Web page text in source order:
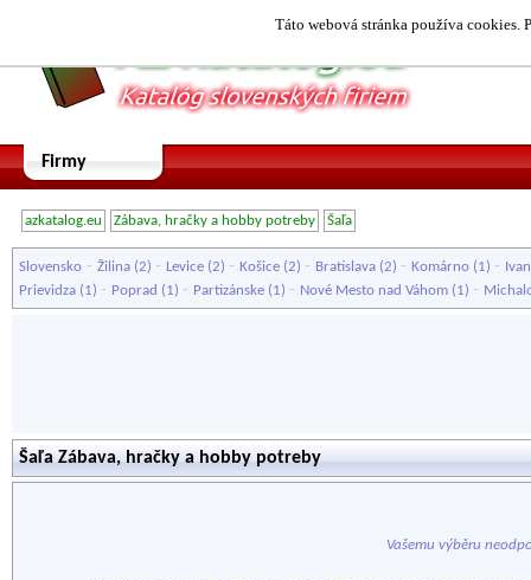
Táto webová stránka používa cookies.
Firmy
azkatalog.eu Zábava, hračky a hobby potreby Šaľa
Slovensko - Žilina (2) - Levice (2) - Košice (2) - Bratislava (2) - Komárno (1) -
Prievidza (1) - Poprad (1) - Partizánske (1) - Nové Mesto nad Váhom (1) -
Šaľa Zábava, hračky a hobby potreby
Vašemu výběru